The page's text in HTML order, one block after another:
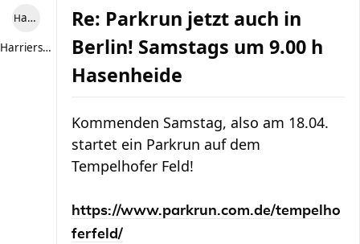
Harriersand reloaded
Harriersand reloaded
Re: Parkrun jetzt auch in
Berlin! Samstags um 9.00 h
Hasenheide
Kommenden Samstag, also am 18.04.
startet ein Parkrun auf dem
Tempelhofer Feld!
https://www.parkrun.com.de/tempelho
ferfeld/